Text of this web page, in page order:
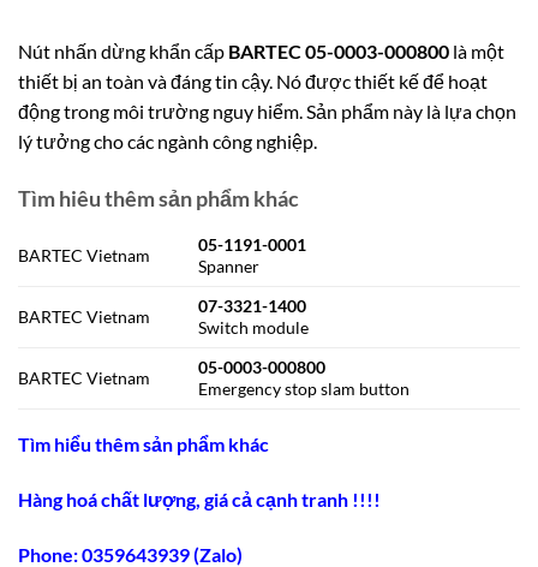
Nút nhấn dừng khẩn cấp BARTEC 05-0003-000800 là một
thiết bị an toàn và đáng tin cậy. Nó được thiết kế để hoạt
động trong môi trường nguy hiểm. Sản phẩm này là lựa chọn
lý tưởng cho các ngành công nghiệp.
Tìm hiêu thêm sản phẩm khác
BARTEC Vietnam
05-1191-0001
Spanner
BARTEC Vietnam
07-3321-1400
Switch module
BARTEC Vietnam
05-0003-000800
Emergency stop slam button
Tìm hiểu thêm sản phẩm khác
Hàng hoá chất lượng, giá cả cạnh tranh !!!!
Phone: 0359643939 (Zalo)